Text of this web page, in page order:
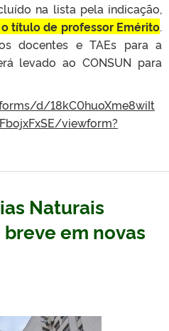
na lista pela indicação,
título de professor Emérito.
docentes e TAEs para a
levado ao CONSUN para
d/18kC0huoXme8wiIt
viewform?
Naturais
em novas